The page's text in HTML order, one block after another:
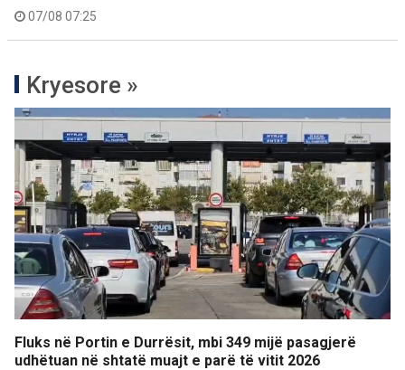
07/08 07:25
Kryesore »
Fluks në Portin e Durrësit, mbi 349 mijë pasagjerë
udhëtuan në shtatë muajt e parë të vitit 2026